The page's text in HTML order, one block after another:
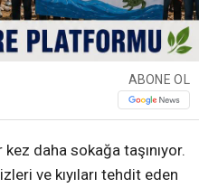
ABONE OL
kez daha sokağa taşınıyor.
ve kıyıları tehdit eden